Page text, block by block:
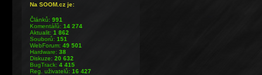
Na SOOM.cz je:
Článků:991
Komentářů:14 274
Aktualit:1 862
Souborů:151
WebForum:49 501
Hardware:38
Diskuze:20 632
BugTrack:4 415
Reg. uživatelů:16 427